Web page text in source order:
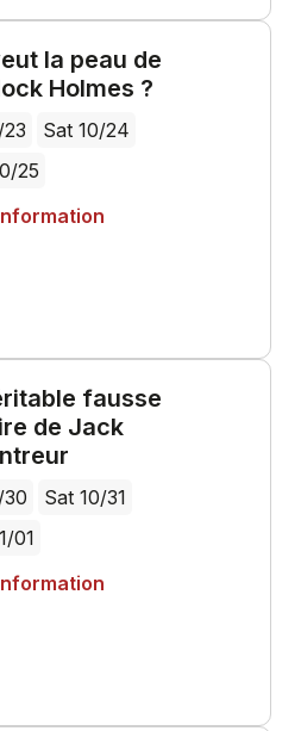
la peau de
Holmes ?
Sat 10/24
25
fausse
de Jack
30
Sat 10/31
01